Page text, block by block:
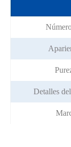
Detalles